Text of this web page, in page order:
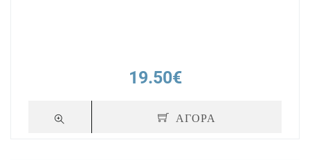
19.50€
ΑΓΟΡΑ